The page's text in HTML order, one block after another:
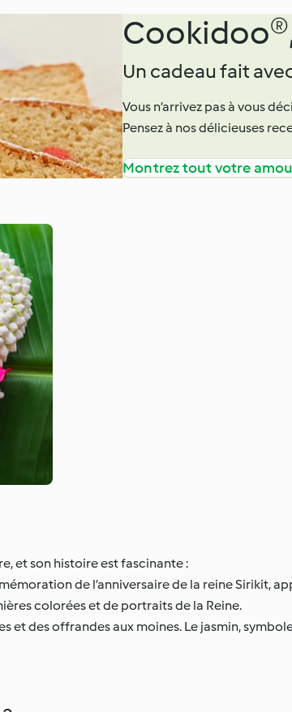
Un cadeau fait
Vous n’arrivez pas à vous
Pensez à nos délicieuses
Montrez tout votre
et son histoire est fascinante :
de l’anniversaire de la reine Sirikit,
colorées et de portraits de la Reine.
des offrandes aux moines. Le jasmin,